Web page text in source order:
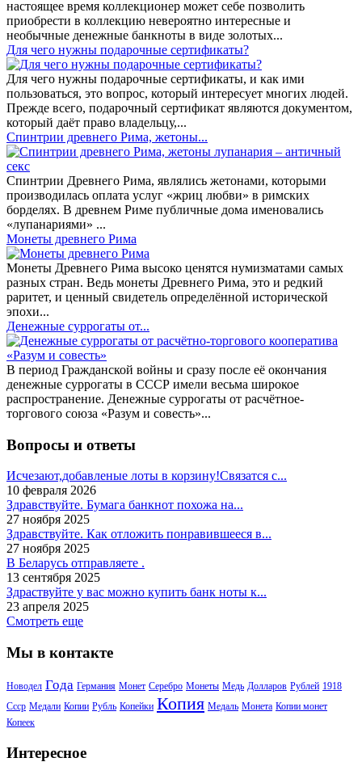
настоящее время коллекционер может себе позволить
приобрести в коллекцию невероятно интересные и
необычные денежные банкноты в виде золотых...
​Для чего нужны подарочные сертификаты?
Для чего нужны подарочные сертификаты, и как ими
пользоваться, это вопрос, который интересует многих людей.
Прежде всего, подарочный сертификат являются документом,
который даёт право владельцу,...
Спинтрии древнего Рима, жетоны...
Спинтрии Древнего Рима, являлись жетонами, которыми
производилась оплата услуг «жриц любви» в римских
борделях. В древнем Риме публичные дома именовались
«лупанариями» ...
Монеты древнего Рима
Монеты Древнего Рима высоко ценятся нумизматами самых
разных стран. Ведь монеты Древнего Рима, это и редкий
раритет, и ценный свидетель определённой исторической
эпохи...
Денежные суррогаты от...
В период Гражданской войны и сразу после её окончания
денежные суррогаты в СССР имели весьма широкое
распространение. Денежные суррогаты от расчётное-
торгового союза «Разум и совесть»...
Вопросы и ответы
Исчезают,добавленые лоты в корзину!Связатся с...
10 февраля 2026
Здравствуйте. Бумага банкнот похожа на...
27 ноября 2025
Здравствуйте. Как отложить понравившееся в...
27 ноября 2025
В Беларусь отправляете .
13 сентября 2025
Здраствуйте у вас можно купить банк ноты к...
23 апреля 2025
Смотреть еще
Мы в контакте
Новодел Года Германия Монет Серебро Монеты Медь Долларов Рублей 1918
Ссср Медали Копии Рубль Копейки Копия Медаль Монета Копии монет
Копеек
Интересное